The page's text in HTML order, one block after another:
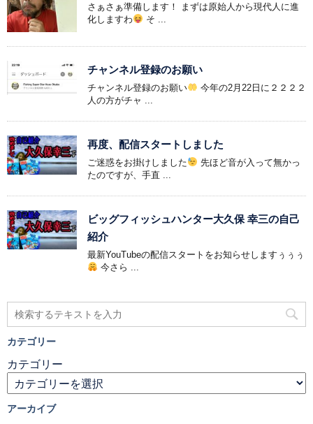
さぁさぁ準備します！ まずは原始人から現代人に進
化しますわ
そ ...
チャンネル登録のお願い
チャンネル登録のお願い
今年の2月22日に２２２２
人の方がチャ ...
再度、配信スタートしました
ご迷惑をお掛けしました
先ほど音が入って無かっ
たのですが、手直 ...
ビッグフィッシュハンター大久保 幸三の自己
紹介
最新YouTubeの配信スタートをお知らせしますぅぅぅ
今さら ...
カテゴリー
カテゴリー
アーカイブ